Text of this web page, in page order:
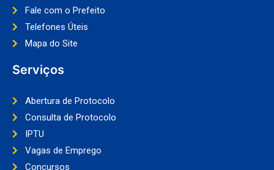
Fale com o Prefeito
Telefones Úteis
Mapa do Site
Serviços
Abertura de Protocolo
Consulta de Protocolo
IPTU
Vagas de Emprego
Concursos